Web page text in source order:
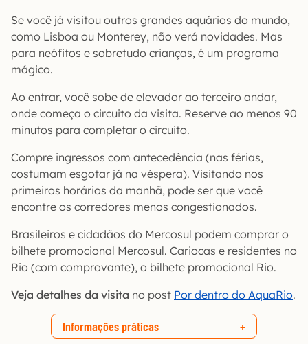
Se você já visitou outros grandes aquários do mundo,
como Lisboa ou Monterey, não verá novidades. Mas
para neófitos e sobretudo crianças, é um programa
mágico.
Ao entrar, você sobe de elevador ao terceiro andar,
onde começa o circuito da visita. Reserve ao menos 90
minutos para completar o circuito.
Compre ingressos com antecedência (nas férias,
costumam esgotar já na véspera). Visitando nos
primeiros horários da manhã, pode ser que você
encontre os corredores menos congestionados.
Brasileiros e cidadãos do Mercosul podem comprar o
bilhete promocional Mercosul. Cariocas e residentes no
Rio (com comprovante), o bilhete promocional Rio.
Veja detalhes da visita no post Por dentro do AquaRio.
Informações práticas